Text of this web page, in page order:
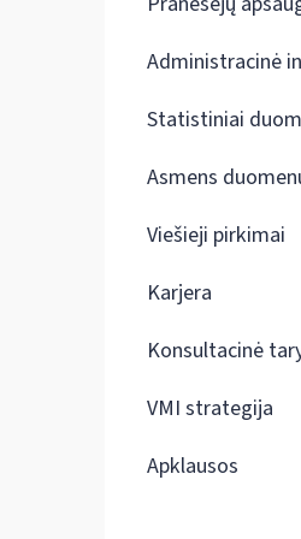
Administracinė
Statistiniai
Asmens
Viešieji pirkimai
Karjera
Konsultacinė
VMI strategija
Apklausos